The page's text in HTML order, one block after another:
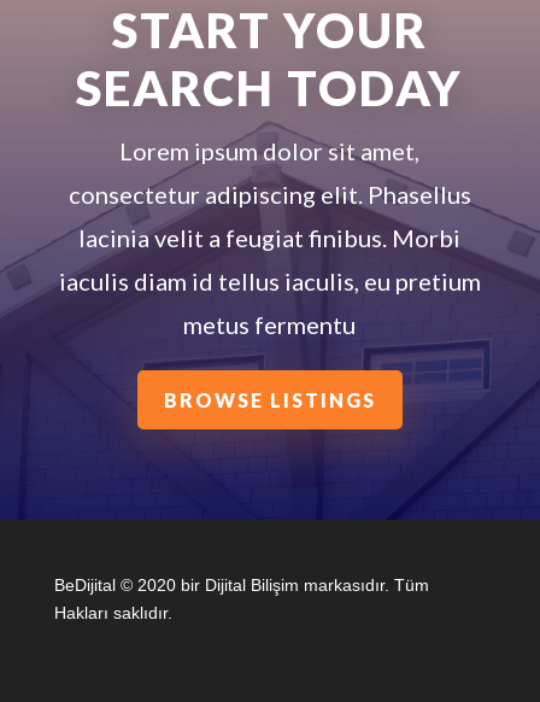
START YOUR
SEARCH TODAY
Lorem ipsum dolor sit amet,
consectetur adipiscing elit. Phasellus
lacinia velit a feugiat finibus. Morbi
iaculis diam id tellus iaculis, eu pretium
metus fermentu
BROWSE LISTINGS
BeDijital © 2020 bir Dijital Bilişim markasıdır. Tüm
Hakları saklıdır.